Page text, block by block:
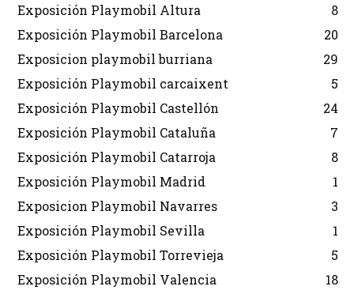
Exposición Playmobil Altura
8
Exposición Playmobil Barcelona
20
Exposicion playmobil burriana
29
Exposición Playmobil carcaixent
5
Exposición Playmobil Castellón
24
Exposición Playmobil Cataluña
7
Exposición Playmobil Catarroja
8
Exposición Playmobil Madrid
1
Exposicion Playmobil Navarres
3
Exposición Playmobil Sevilla
1
Exposición Playmobil Torrevieja
5
Exposición Playmobil Valencia
18